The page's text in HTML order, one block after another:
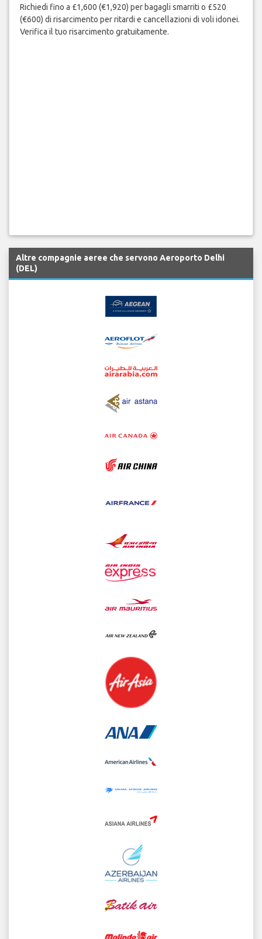
Richiedi fino a £1,600 (€1,920) per bagagli smarriti o £520
(€600) di risarcimento per ritardi e cancellazioni di voli idonei.
Verifica il tuo risarcimento gratuitamente.
Altre compagnie aeree che servono Aeroporto Delhi
(DEL)